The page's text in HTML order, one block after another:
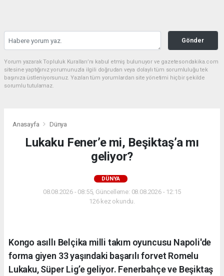
Gönder
Yorum yazarak Topluluk Kuralları’nı kabul etmiş bulunuyor ve gazetesondakika.com
sitesine yaptığınız yorumunuzla ilgili doğrudan veya dolaylı tüm sorumluluğu tek
başınıza üstleniyorsunuz. Yazılan tüm yorumlardan site yönetimi hiçbir şekilde
sorumlu tutulamaz.
Anasayfa Dünya
Lukaku Fener’e mi, Beşiktaş’a mı
geliyor?
DÜNYA
08.08.2026 - 08:55, Güncelleme: 08.08.2026 - 12:15
126 kez okundu.
Kongo asıllı Belçika milli takım oyuncusu Napoli'de
forma giyen 33 yaşındaki başarılı forvet Romelu
Lukaku, Süper Lig’e geliyor. Fenerbahçe ve Beşiktaş